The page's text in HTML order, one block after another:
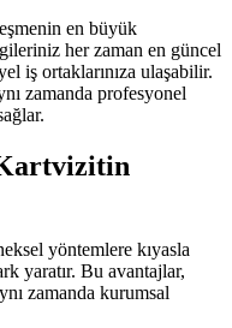
en büyük
her zaman en güncel
iş ortaklarınıza ulaşabilir.
zamanda profesyonel
yöntemlere kıyasla
yaratır. Bu avantajlar,
zamanda kurumsal